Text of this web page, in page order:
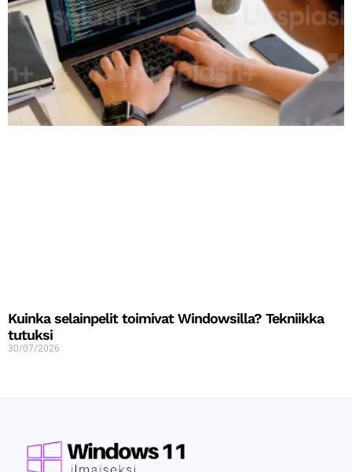
Kuinka selainpelit toimivat Windowsilla? Tekniikka
tutuksi
30/07/2026